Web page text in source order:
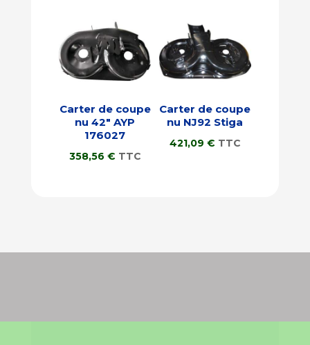
Carter de coupe
nu 42″ AYP
176027
358,56 € TTC
Carter de coupe
nu NJ92 Stiga
421,09 € TTC